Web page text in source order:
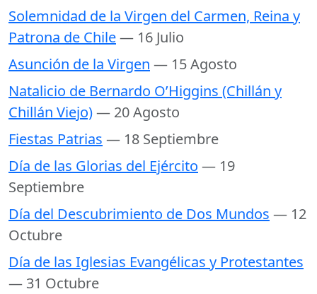
Solemnidad de la Virgen del Carmen, Reina y
Patrona de Chile— 16 Julio
Asunción de la Virgen — 15 Agosto
Natalicio de Bernardo O’Higgins (Chillán y
Chillán Viejo)— 20 Agosto
Fiestas Patrias — 18 Septiembre
Día de las Glorias del Ejército — 19
Septiembre
Día del Descubrimiento de Dos Mundos — 12
Octubre
Día de las Iglesias Evangélicas y Protestantes
— 31 Octubre